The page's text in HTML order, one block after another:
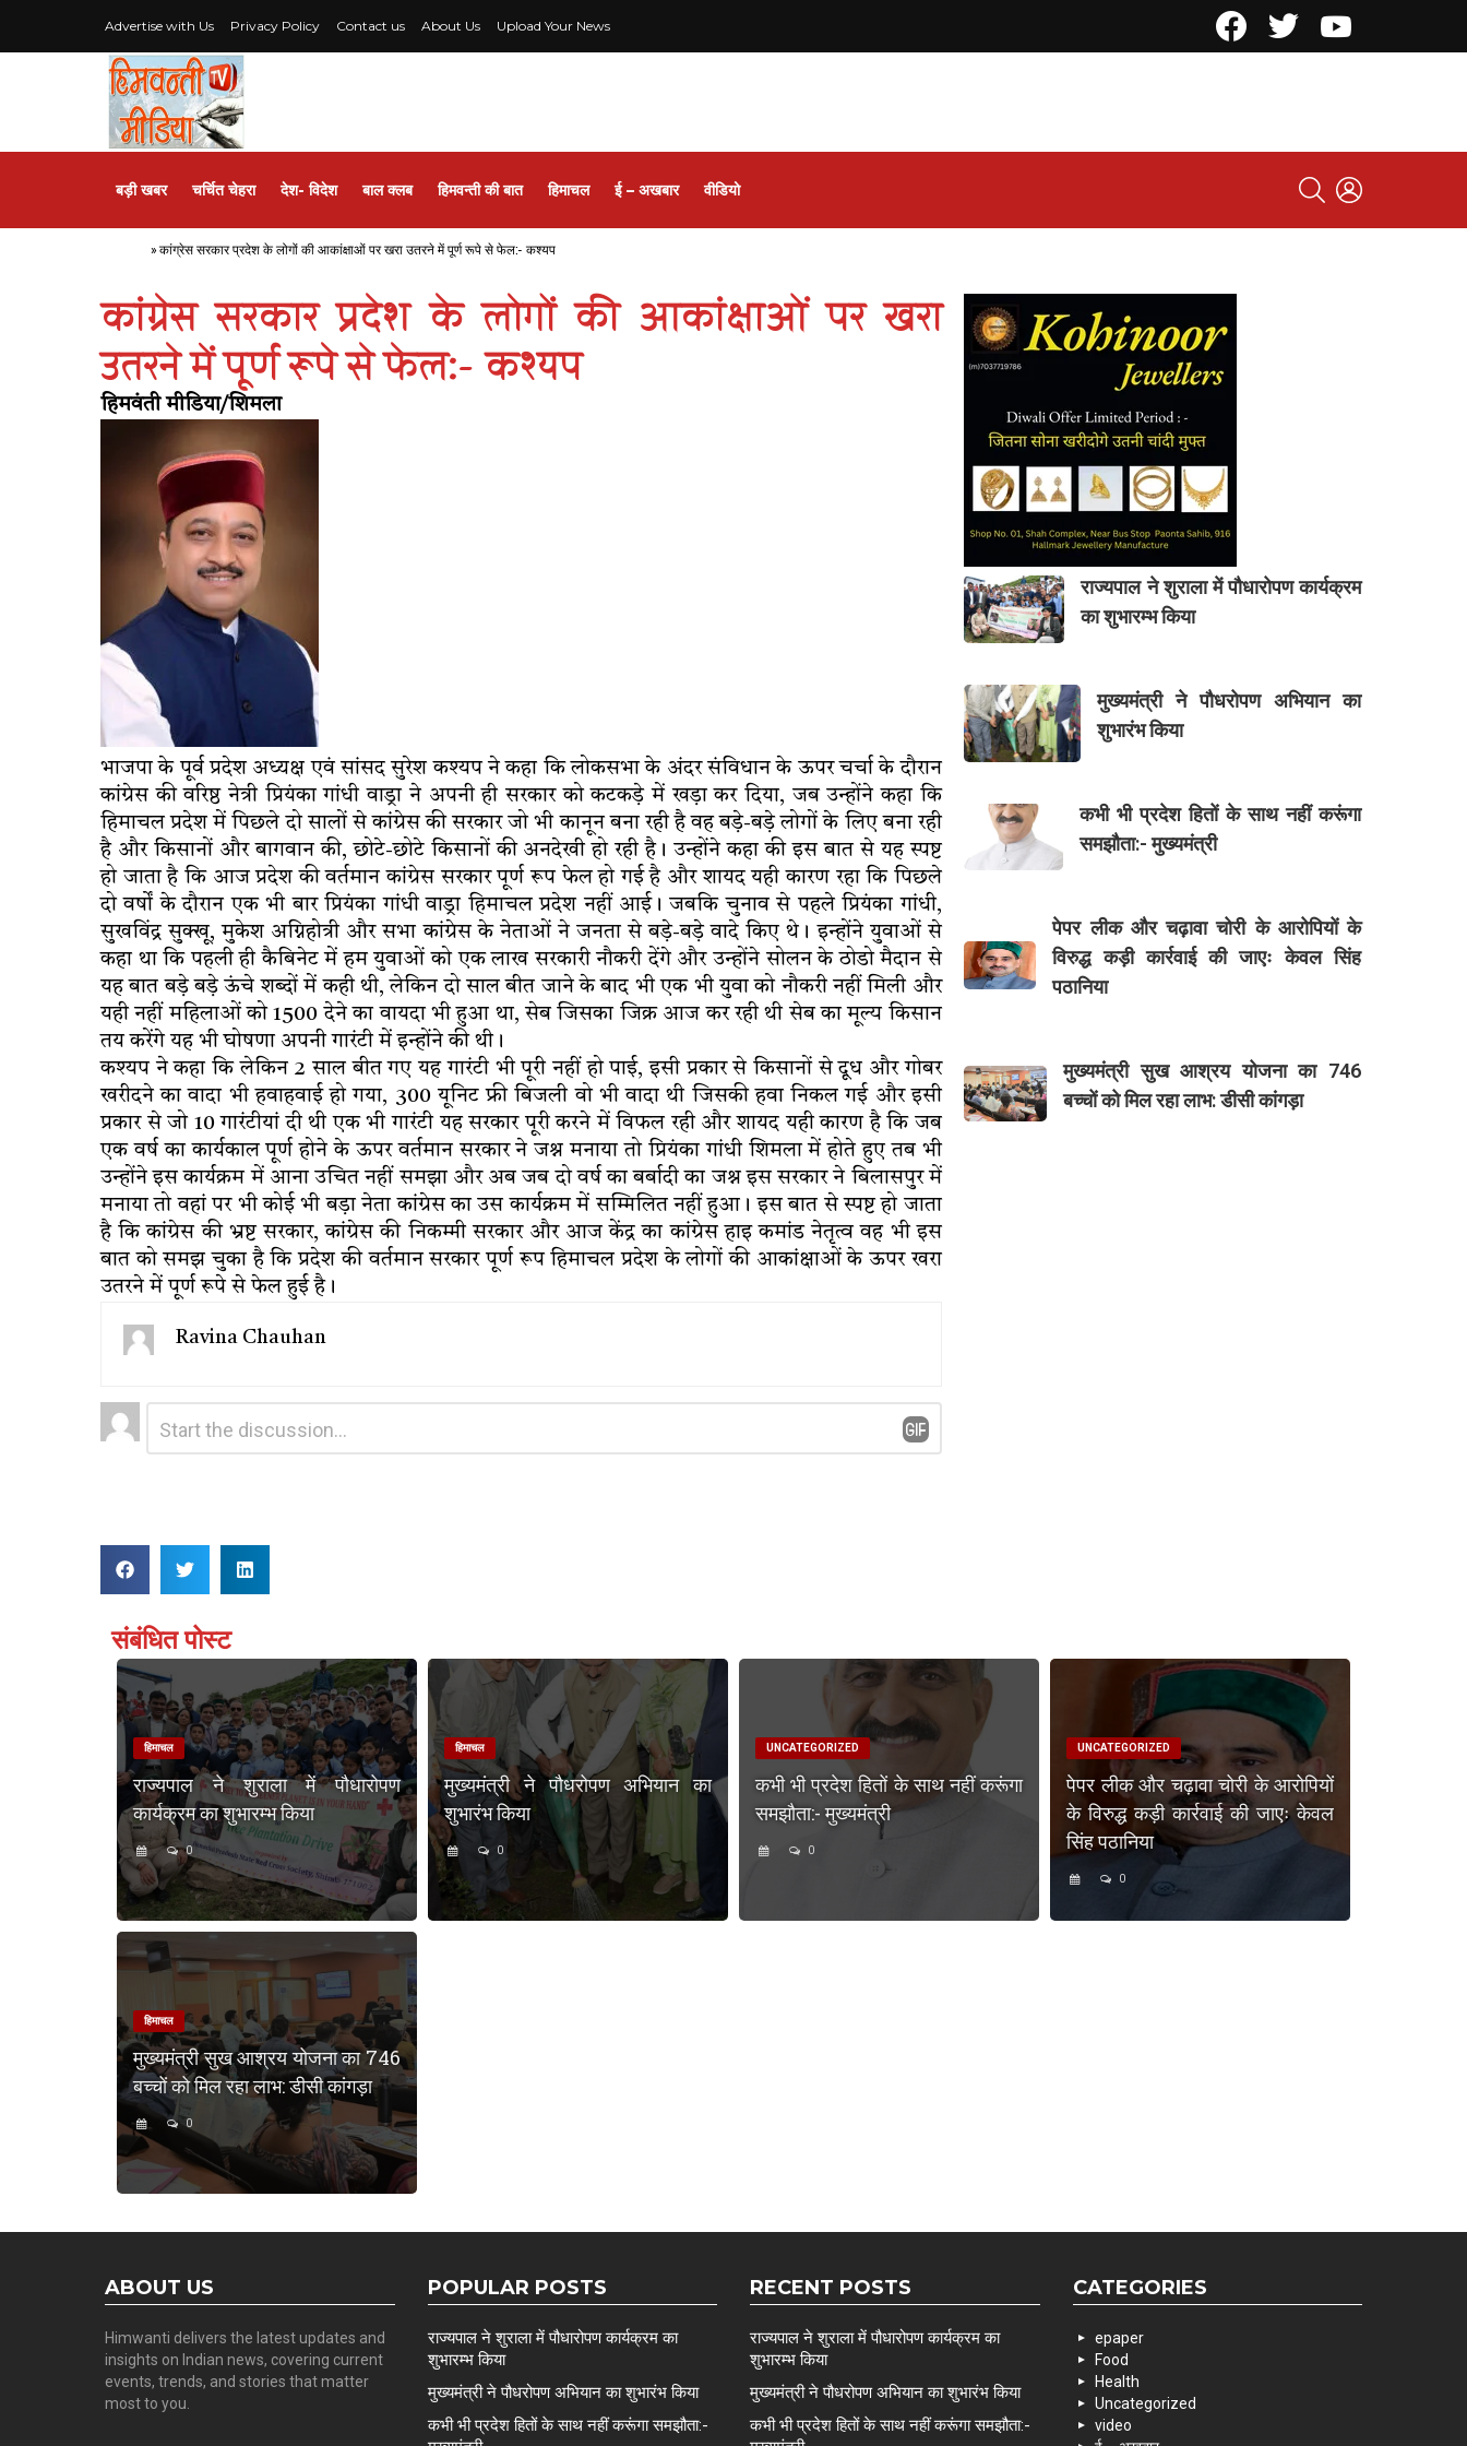
Advertise with Us Privacy Policy Contact us About Us Upload Your News
बड़ी खबर चर्चित चेहरा देश- विदेश बाल क्लब हिमवन्ती की बात हिमाचल ई – अखबार वीडियो
SEARCH
» कांग्रेस सरकार प्रदेश के लोगों की आकांक्षाओं पर खरा उतरने में पूर्ण रूपे से फेल:- कश्यप
कांग्रेस सरकार प्रदेश के लोगों की आकांक्षाओं पर खरा
उतरने में पूर्ण रूपे से फेल:- कश्यप
हिमवंती मीडिया/शिमला
भाजपा के पूर्व प्रदेश अध्यक्ष एवं सांसद सुरेश कश्यप ने कहा कि लोकसभा के अंदर संविधान के ऊपर चर्चा के दौरान
कांग्रेस की वरिष्ठ नेत्री प्रियंका गांधी वाड्रा ने अपनी ही सरकार को कटकड़े में खड़ा कर दिया, जब उन्होंने कहा कि
हिमाचल प्रदेश में पिछले दो सालों से कांग्रेस की सरकार जो भी कानून बना रही है वह बड़े-बड़े लोगों के लिए बना रही
है और किसानों और बागवान की, छोटे-छोटे किसानों की अनदेखी हो रही है। उन्होंने कहा की इस बात से यह स्पष्ट
हो जाता है कि आज प्रदेश की वर्तमान कांग्रेस सरकार पूर्ण रूप फेल हो गई है और शायद यही कारण रहा कि पिछले
दो वर्षों के दौरान एक भी बार प्रियंका गांधी वाड्रा हिमाचल प्रदेश नहीं आई। जबकि चुनाव से पहले प्रियंका गांधी,
सुखविंद्र सुक्खू, मुकेश अग्निहोत्री और सभा कांग्रेस के नेताओं ने जनता से बड़े-बड़े वादे किए थे। इन्होंने युवाओं से
कहा था कि पहली ही कैबिनेट में हम युवाओं को एक लाख सरकारी नौकरी देंगे और उन्होंने सोलन के ठोडो मैदान से
यह बात बड़े बड़े ऊंचे शब्दों में कही थी, लेकिन दो साल बीत जाने के बाद भी एक भी युवा को नौकरी नहीं मिली और
यही नहीं महिलाओं को 1500 देने का वायदा भी हुआ था, सेब जिसका जिक्र आज कर रही थी सेब का मूल्य किसान
तय करेंगे यह भी घोषणा अपनी गारंटी में इन्होंने की थी।
कश्यप ने कहा कि लेकिन 2 साल बीत गए यह गारंटी भी पूरी नहीं हो पाई, इसी प्रकार से किसानों से दूध और गोबर
खरीदने का वादा भी हवाहवाई हो गया, 300 यूनिट फ्री बिजली वो भी वादा थी जिसकी हवा निकल गई और इसी
प्रकार से जो 10 गारंटीयां दी थी एक भी गारंटी यह सरकार पूरी करने में विफल रही और शायद यही कारण है कि जब
एक वर्ष का कार्यकाल पूर्ण होने के ऊपर वर्तमान सरकार ने जश्न मनाया तो प्रियंका गांधी शिमला में होते हुए तब भी
उन्होंने इस कार्यक्रम में आना उचित नहीं समझा और अब जब दो वर्ष का बर्बादी का जश्न इस सरकार ने बिलासपुर में
मनाया तो वहां पर भी कोई भी बड़ा नेता कांग्रेस का उस कार्यक्रम में सम्मिलित नहीं हुआ। इस बात से स्पष्ट हो जाता
है कि कांग्रेस की भ्रष्ट सरकार, कांग्रेस की निकम्मी सरकार और आज केंद्र का कांग्रेस हाइ कमांड नेतृत्व वह भी इस
बात को समझ चुका है कि प्रदेश की वर्तमान सरकार पूर्ण रूप हिमाचल प्रदेश के लोगों की आकांक्षाओं के ऊपर खरा
उतरने में पूर्ण रूपे से फेल हुई है।
Ravina Chauhan
Leave
a
राज्यपाल ने शुराला में पौधारोपण कार्यक्रम
का शुभारम्भ किया
मुख्यमंत्री ने पौधरोपण अभियान का
शुभारंभ किया
कभी भी प्रदेश हितों के साथ नहीं करूंगा
समझौता:- मुख्यमंत्री
पेपर लीक और चढ़ावा चोरी के आरोपियों के
विरुद्ध कड़ी कार्रवाई की जाएः केवल सिंह
पठानिया
मुख्यमंत्री सुख आश्रय योजना का 746
बच्चों को मिल रहा लाभ: डीसी कांगड़ा
संबंधित पोस्ट
हिमाचल
राज्यपाल ने शुराला में पौधारोपण
कार्यक्रम का शुभारम्भ किया
0
हिमाचल
मुख्यमंत्री ने पौधरोपण अभियान का
शुभारंभ किया
0
UNCATEGORIZED
कभी भी प्रदेश हितों के साथ नहीं करूंगा
समझौता:- मुख्यमंत्री
0
UNCATEGORIZED
पेपर लीक और चढ़ावा चोरी के आरोपियों
के विरुद्ध कड़ी कार्रवाई की जाएः केवल
सिंह पठानिया
0
हिमाचल
मुख्यमंत्री सुख आश्रय योजना का 746
बच्चों को मिल रहा लाभ: डीसी कांगड़ा
0
ABOUT US
Himwanti delivers the latest updates and
insights on Indian news, covering current
events, trends, and stories that matter
most to you.
POPULAR POSTS
राज्यपाल ने शुराला में पौधारोपण कार्यक्रम का
शुभारम्भ किया
मुख्यमंत्री ने पौधरोपण अभियान का शुभारंभ किया
कभी भी प्रदेश हितों के साथ नहीं करूंगा समझौता:-
RECENT POSTS
राज्यपाल ने शुराला में पौधारोपण कार्यक्रम का
शुभारम्भ किया
मुख्यमंत्री ने पौधरोपण अभियान का शुभारंभ किया
कभी भी प्रदेश हितों के साथ नहीं करूंगा समझौता:-
CATEGORIES
epaper
Food
Health
Uncategorized
video